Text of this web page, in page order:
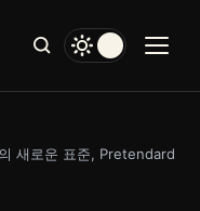
새로운 표준, Pretendard 완